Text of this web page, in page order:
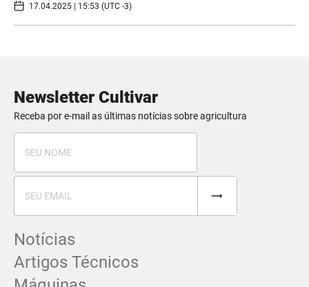
17.04.2025 | 15:53 (UTC -3)
Newsletter Cultivar
Receba por e-mail as últimas notícias sobre agricultura
Notícias
Artigos Técnicos